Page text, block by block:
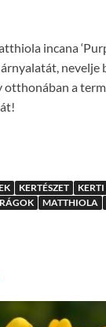
incana
nevelje
otthonában a
KERTÉSZET
MATTHIOLA